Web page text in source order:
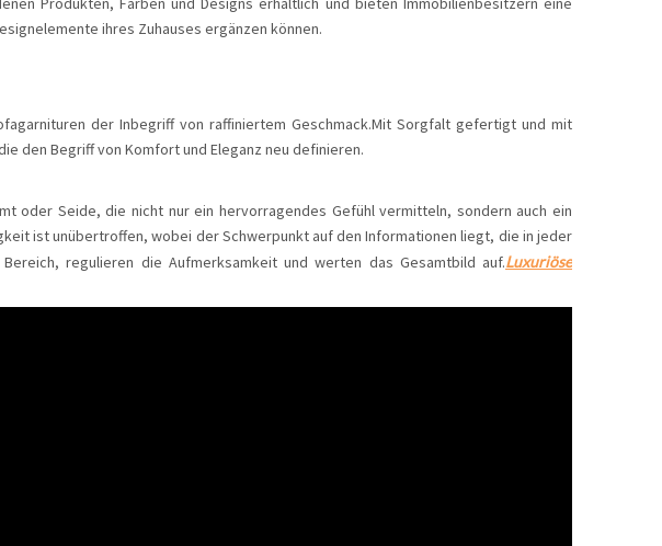
ihres Zuhauses ergänzen können.
der Inbegriff von raffiniertem Geschmack.Mit Sorgfalt gefertigt und mit
den Begriff von Komfort und Eleganz neu definieren.
oder Seide, die nicht nur ein hervorragendes Gefühl vermitteln, sondern auch ein
ist unübertroffen, wobei der Schwerpunkt auf den Informationen liegt, die in jeder
regulieren die Aufmerksamkeit und werten das Gesamtbild auf.Luxuriöse